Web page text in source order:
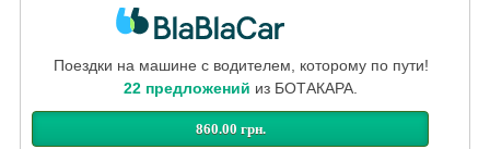
Поездки на машине с водителем, которому по пути!
22 предложений из БОТАКАРА.
860.00 грн.